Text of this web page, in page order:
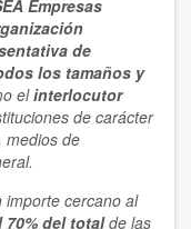
Empresas
de
los tamaños y
elinterlocutor
de carácter
medios de
importe cercano al
70% del totalde las